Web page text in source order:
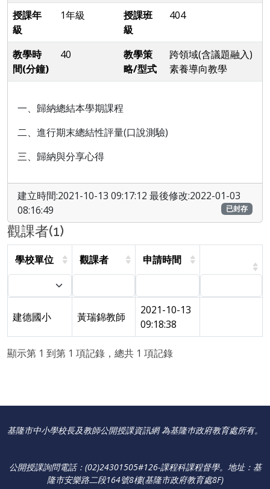
授課年
級
1年級
授課班
級
404
教學時
間(分鐘)
40
教學策
略/型式
跨領域(含議題融入)
素養導向教學
一、歸納總結本學期課程
二、進行期末總結性評量(口說測驗)
三、歸納與分享心得
建立時間:2021-10-13 09:17:12 最後修改:2022-01-03
08:16:49
已封存
觀課者(1)
學校單位 觀課者 申請時間
建德國小 黃瑞錦教師
2021-10-13
09:18:38
顯示第 1 到第 1 項記錄，總共 1 項記錄
基隆市中小學校長及教師公開授課資訊網 為基隆巿政府教育處所有。
公開授課詢問電話：(02)24301505#126-課程科課程督學。 地址：基
隆市安樂路二段164號8樓(基隆市政府教育處8F)